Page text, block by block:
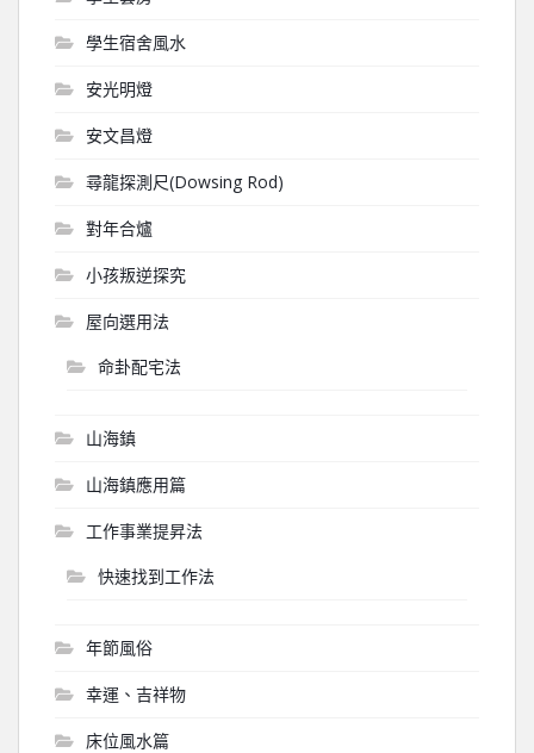
學生宿舍風水
安光明燈
安文昌燈
尋龍探測尺(Dowsing Rod)
對年合爐
小孩叛逆探究
屋向選用法
命卦配宅法
山海鎮
山海鎮應用篇
工作事業提昇法
快速找到工作法
年節風俗
幸運、吉祥物
床位風水篇